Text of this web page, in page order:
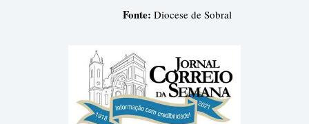
Fonte: Diocese de Sobral